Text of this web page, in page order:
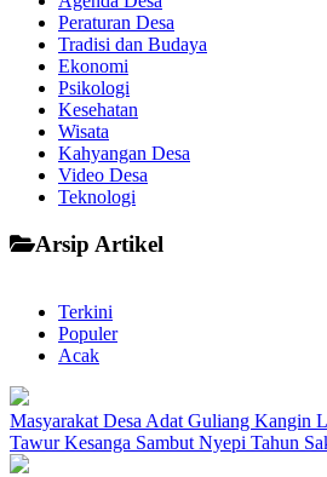
Peraturan Desa
Tradisi dan Budaya
Ekonomi
Psikologi
Kesehatan
Wisata
Kahyangan Desa
Video Desa
Teknologi
Arsip Artikel
Terkini
Populer
Acak
Masyarakat Desa Adat Guliang Kangin
Tawur Kesanga Sambut Nyepi Tahun